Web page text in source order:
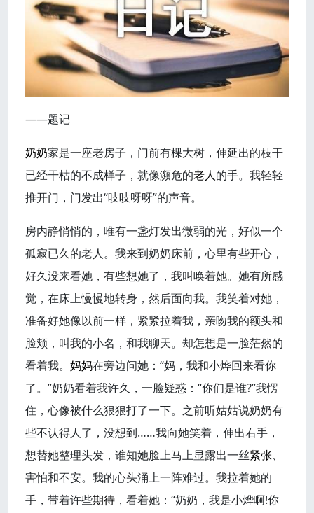
——题记
奶奶家是一座老房子，门前有棵大树，伸延出的枝干
已经干枯的不成样子，就像濒危的老人的手。我轻轻
推开门，门发出“吱吱呀呀”的声音。
房内静悄悄的，唯有一盏灯发出微弱的光，好似一个
孤寂已久的老人。我来到奶奶床前，心里有些开心，
好久没来看她，有些想她了，我叫唤着她。她有所感
觉，在床上慢慢地转身，然后面向我。我笑着对她，
准备好她像以前一样，紧紧拉着我，亲吻我的额头和
脸颊，叫我的小名，和我聊天。却怎想是一脸茫然的
看着我。 妈妈在旁边问她：“妈，我和小烨回来看你
了。”奶奶看着我许久，一脸疑惑：“你们是谁?”我愣
住，心像被什么狠狠打了一下。之前听姑姑说奶奶有
些不认得人了，没想到……我向她笑着，伸出右手，
想替她整理头发，谁知她脸上马上显露出一丝紧张、
害怕和不安。我的心头涌上一阵难过。我拉着她的
手，带着许些期待 ，看着她：“奶奶，我是小烨啊!你